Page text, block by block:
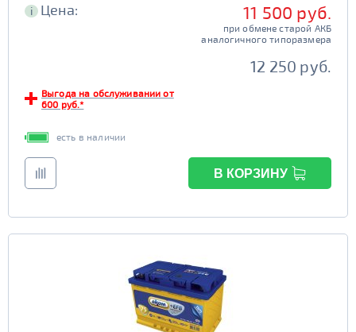
i Цена: 11 500 руб.
при обмене старой АКБ
аналогичного типоразмера
12 250 руб.
Выгода на обслуживании от
600 руб.*
есть в наличии
В КОРЗИНУ